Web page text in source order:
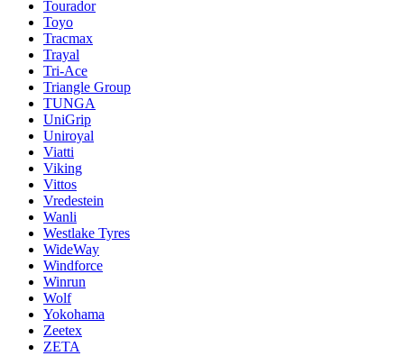
Tourador
Toyo
Tracmax
Trayal
Tri-Ace
Triangle Group
TUNGA
UniGrip
Uniroyal
Viatti
Viking
Vittos
Vredestein
Wanli
Westlake Tyres
WideWay
Windforce
Winrun
Wolf
Yokohama
Zeetex
ZETA